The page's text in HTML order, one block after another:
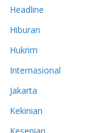
Headline
Hiburan
Hukrim
Internasional
Jakarta
Kekinian
Kesenian